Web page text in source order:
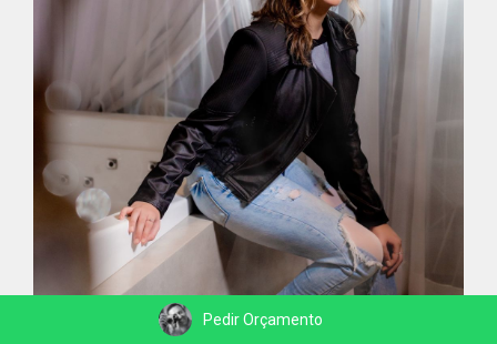
Pedir Orçamento